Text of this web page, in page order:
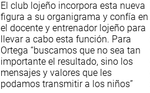
El club lojeño incorpora esta nueva
figura a su organigrama y confía en
el docente y entrenador lojeño para
llevar a cabo esta función. Para
Ortega “buscamos que no sea tan
importante el resultado, sino los
mensajes y valores que les
podamos transmitir a los niños”